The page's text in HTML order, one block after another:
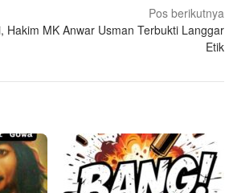
Pos berikutnya
Hakim MK Anwar Usman Terbukti Langgar
Etik